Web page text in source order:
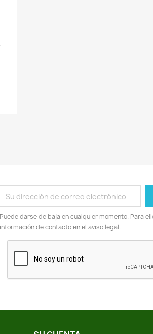
Puede darse de baja en cualquier momento. Para
información de contacto en el aviso legal.